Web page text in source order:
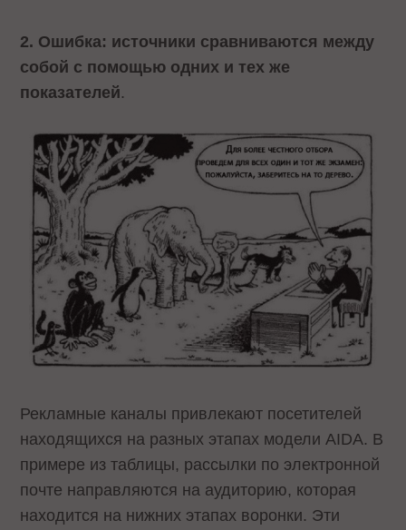
2. Ошибка: источники сравниваются между
собой с помощью одних и тех же
показателей.
Рекламные каналы привлекают посетителей
находящихся на разных этапах модели AIDA. В
примере из таблицы, рассылки по электронной
почте направляются на аудиторию, которая
находится на нижних этапах воронки. Эти